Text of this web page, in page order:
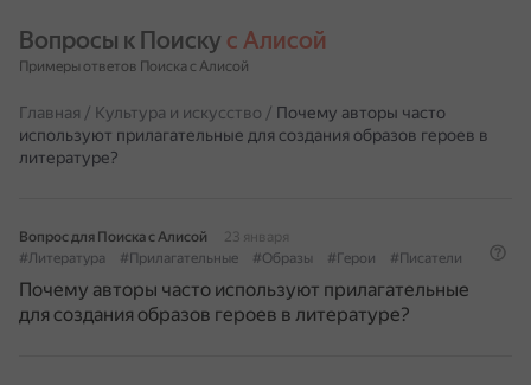
Вопросы к Поиску с Алисой
Примеры ответов Поиска с Алисой
Главная / Культура и искусство / Почему авторы часто
используют прилагательные для создания образов героев в
литературе?
Вопрос для Поиска с Алисой
23 января
#Литература
#Прилагательные #Образы #Герои #Писатели
Почему авторы часто используют прилагательные
для создания образов героев в литературе?